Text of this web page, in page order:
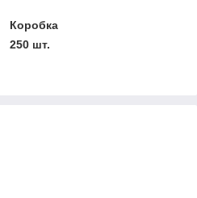
Коробка
250 шт.